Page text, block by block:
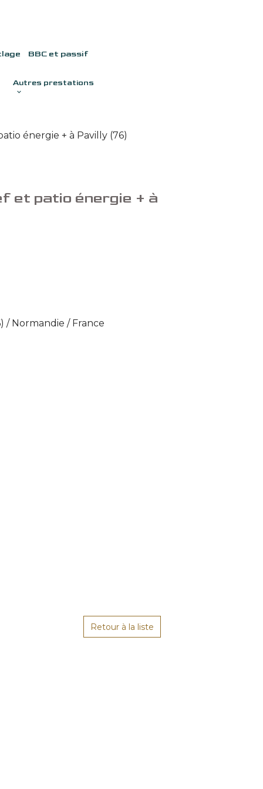
BBC et passif
Autres prestations
énergie + à Pavilly (76)
et patio énergie + à
/ Normandie / France
Retour à la liste